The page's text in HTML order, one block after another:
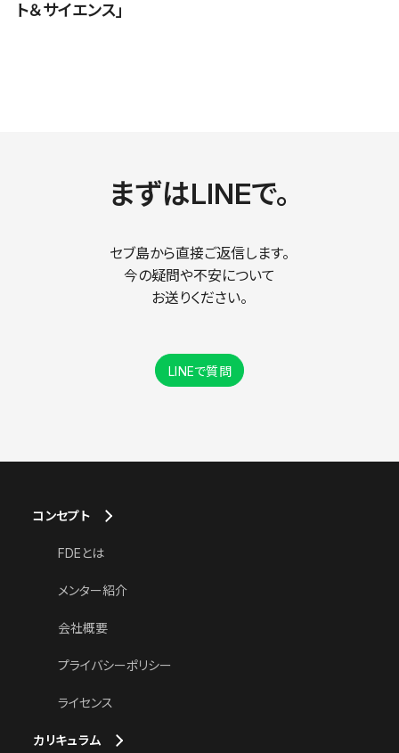
ト＆サイエンス」
まずはLINEで。
セブ島から直接ご返信します。
今の疑問や不安について
お送りください。
LINEで質問
コンセプト
FDEとは
メンター紹介
会社概要
プライバシーポリシー
ライセンス
カリキュラム